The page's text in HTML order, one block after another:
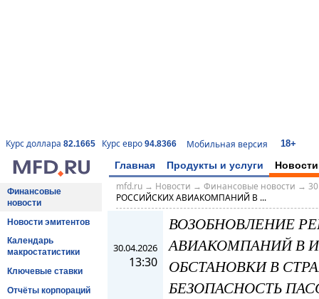
Курс доллара 82.1665 Курс евро 94.8366 Мобильная версия 18+
Главная Продукты и услуги Новости
Финансовые
новости
Новости эмитентов
Календарь
макростатистики
Ключевые ставки
Отчёты корпораций
mfd.ru→ Новости → Финансовые новости →
РОССИЙСКИХ АВИАКОМПАНИЙ В ...
30.04.2026
13:30
ВОЗОБНОВЛЕНИЕ
АВИАКОМПАНИЙ В
ОБСТАНОВКИ В
БЕЗОПАСНОСТЬ